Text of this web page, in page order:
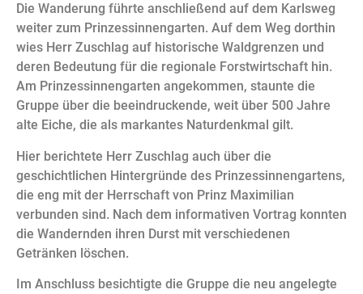
Die Wanderung führte anschließend auf dem Karlsweg
weiter zum Prinzessinnengarten. Auf dem Weg dorthin
wies Herr Zuschlag auf historische Waldgrenzen und
deren Bedeutung für die regionale Forstwirtschaft hin.
Am Prinzessinnengarten angekommen, staunte die
Gruppe über die beeindruckende, weit über 500 Jahre
alte Eiche, die als markantes Naturdenkmal gilt.
Hier berichtete Herr Zuschlag auch über die
geschichtlichen Hintergründe des Prinzessinnengartens,
die eng mit der Herrschaft von Prinz Maximilian
verbunden sind. Nach dem informativen Vortrag konnten
die Wandernden ihren Durst mit verschiedenen
Getränken löschen.
Im Anschluss besichtigte die Gruppe die neu angelegte